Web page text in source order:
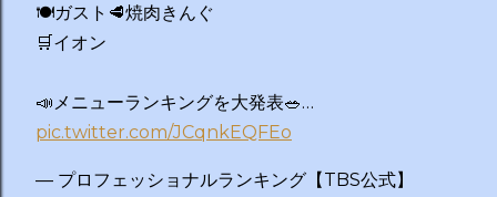
🍽️ガスト🥩焼肉きんぐ
🛒イオン
📣メニューランキングを大発表🥗…
pic.twitter.com/JCqnkEQFEo
— プロフェッショナルランキング【TBS公式】